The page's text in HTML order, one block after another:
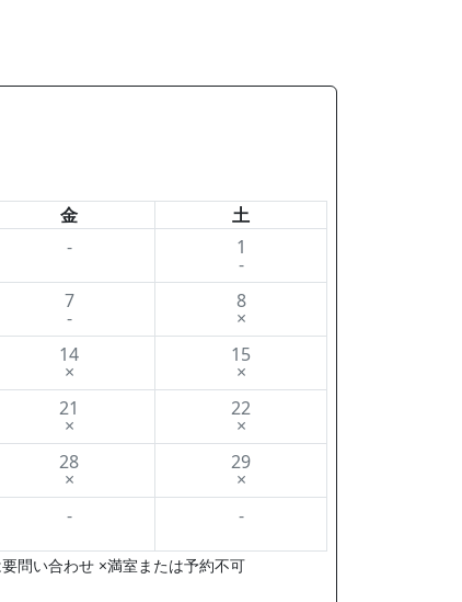
金
土
- 1
-
7
-
8
×
14
×
15
×
21
×
22
×
28
×
29
×
- -
問い合わせ ×満室または予約不可